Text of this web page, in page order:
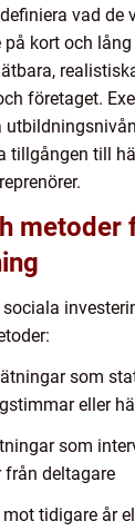
vad de
på kort och
företaget.
tillgången till
metoder
som
eller
som
från deltagare
tidigare år